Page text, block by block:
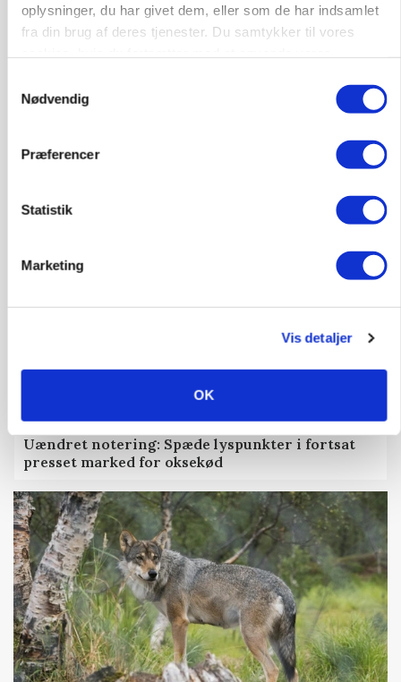
oplysninger, du har givet dem, eller som de har indsamlet
fra din brug af deres tjenester. Du samtykker til vores
Nødvendig
Præferencer
Statistik
Marketing
Vis detaljer
OK
Annonce
Før såmaskinen kører: Her er efterårets største
Uændret notering: Spæde lyspunkter i fortsat
presset marked for oksekød